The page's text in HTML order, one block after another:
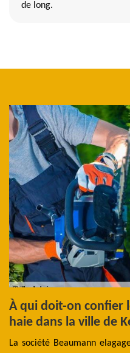
de long.
À qui doit-on confier
haie dans la ville de
La société Beaumann